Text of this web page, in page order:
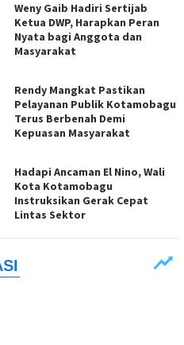
Weny Gaib Hadiri Sertijab
Ketua DWP, Harapkan Peran
Nyata bagi Anggota dan
Masyarakat
Rendy Mangkat Pastikan
Pelayanan Publik Kotamobagu
Terus Berbenah Demi
Kepuasan Masyarakat
Hadapi Ancaman El Nino, Wali
Kota Kotamobagu
Instruksikan Gerak Cepat
Lintas Sektor